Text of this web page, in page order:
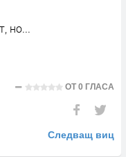
но...
ОТ0 ГЛАСА
Следващ виц